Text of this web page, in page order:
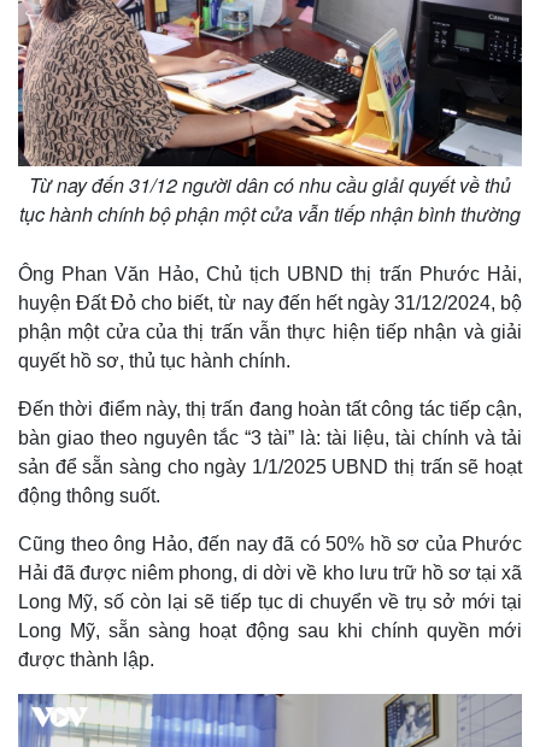
Bất động sản
Khởi nghiệp
Từ nay đến 31/12 người dân có nhu cầu giải quyết về thủ
tục hành chính bộ phận một cửa vẫn tiếp nhận bình thường
Ông Phan Văn Hảo, Chủ tịch UBND thị trấn Phước Hải,
huyện Đất Đỏ cho biết, từ nay đến hết ngày 31/12/2024, bộ
phận một cửa của thị trấn vẫn thực hiện tiếp nhận và giải
quyết hồ sơ, thủ tục hành chính.
Đến thời điểm này, thị trấn đang hoàn tất công tác tiếp cận,
bàn giao theo nguyên tắc “3 tài” là: tài liệu, tài chính và tải
sản để sẵn sàng cho ngày 1/1/2025 UBND thị trấn sẽ hoạt
động thông suốt.
Cũng theo ông Hảo, đến nay đã có 50% hồ sơ của Phước
Hải đã được niêm phong, di dời về kho lưu trữ hồ sơ tại xã
Long Mỹ, số còn lại sẽ tiếp tục di chuyển về trụ sở mới tại
Long Mỹ, sẵn sàng hoạt động sau khi chính quyền mới
được thành lập.